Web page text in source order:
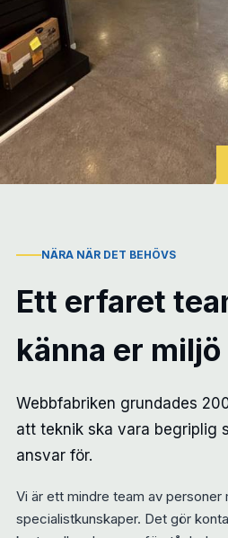
NÄRA NÄR DET BEHÖVS
Ett erfaret
känna er miljö
Webbfabriken grundades
att teknik ska vara begriplig
ansvar för.
Vi är ett mindre team av personer
specialistkunskaper. Det gör